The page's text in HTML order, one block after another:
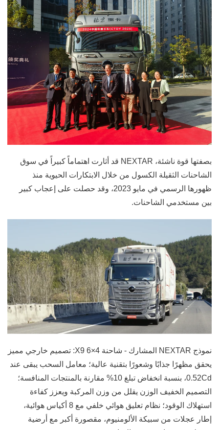
بصفتها قوة ناشئة، NEXTAR قد أثارت اهتماماً كبيراً في سوق
الشاحنات الثقيلة الكسول من خلال الابتكارات الحيوية منذ
ظهورها الرسمي في مايو 2023، وقد حصلت على إعجاب كبير
بين مستخدمي الشاحنات.
نموذج NEXTAR المشارك - شاحنة X9 6×4: تصميم خارجي مميز
يحقق مظهرًا جذابًا وشعورًا بتقنية عالية؛ معامل السحب يبقى عند
0.52Cd، بنسبة انخفاض تبلغ 10% مقارنة بالمنتجات المنافسة؛
التصميم الخفيف الوزن يقلل من وزن المركبة ويعزز كفاءة
استهلاك الوقود؛ نظام تعليق هوائي خلفي مع 8 أكياس هوائية،
إطار عجلات من سبيكة الألومنيوم، مقصورة أكبر مع أرضية